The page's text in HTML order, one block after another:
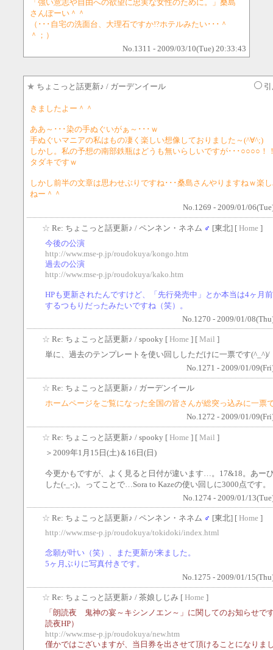
「強い意志や自由への欲望に忠実な女性のために。」桑島
さんぽーい＾＾
（･･･自宅の洗面台、大理石ですか!?ホテルみたい･･･＾
＾；）
No.1311 - 2009/03/10(Tue) 20:33:43
★ ちょこっと話更新♪ / ガーデンイール
きましたよー＾＾
ああ～･･･染の手ぬぐいがぁ～･･･ｗ
手ぬぐいマニアの私はもの凄く楽しい想像しておりました～(^∀^;)
しかし。私の予想の南部鉄瓶はどうも無いらしいですが･･･○○○○！
タダキですｗ
しかし前半の文章は思わせぶりですね･･･桑島さんやりますねｗ楽
ねー＾＾
No.1269 - 2009/01/
☆ Re: ちょこっと話更新♪ / ペンネン・ネネム ♂ [東北] [ Home ]
今後の公演
http://www.mse-p.jp/roudokuya/kongo.htm
過去の公演
http://www.mse-p.jp/roudokuya/kako.htm
HPも更新されたんですけど、「先行発売中」とか本当は4ヶ月
するつもりだったみたいですね（笑）。
No.1270 - 2009/01/
☆ Re: ちょこっと話更新♪ / spooky [ Home ] [ Mail ]
単に、過去のテンプレートを使い回ししただけに一票です(^_^)/
No.1271 - 2009/01/
☆ Re: ちょこっと話更新♪ / ガーデンイール
ホームページをご覧になった全国の皆さんが総突っ込みに一票
No.1272 - 2009/01/
☆ Re: ちょこっと話更新♪ / spooky [ Home ] [ Mail ]
＞2009年1月15日(土)＆16日(日)
今更かもですが、よく見ると日付が違います…。17&18。あー
した(-_-;)。ってことで…Sora to Kazeの使い回しに3000点です。
No.1274 - 2009/01/
☆ Re: ちょこっと話更新♪ / ペンネン・ネネム ♂ [東北] [ Home ]
http://www.mse-p.jp/roudokuya/tokidoki/index.html
念願が叶い（笑）、また更新が来ました。
5ヶ月ぶりに写真付きです。
No.1275 - 2009/01/
☆ Re: ちょこっと話更新♪ / 茶娘しじみ [ Home ]
「朗読夜 鬼神の宴～キシンノエン～」に関してのお知らせで
読夜HP）
http://www.mse-p.jp/roudokuya/new.htm
僅かではございますが、当日券を出させて頂けることになりま